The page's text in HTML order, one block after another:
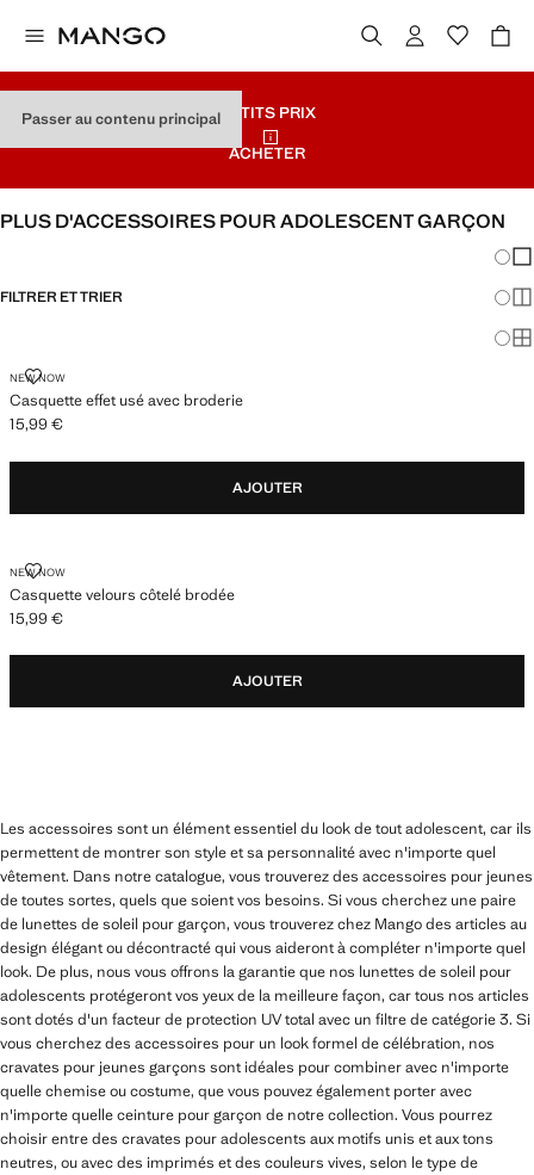
Passer au contenu principalPETITS PRIX
ACHETER
PLUS D'ACCESSOIRES POUR ADOLESCENT GARÇON
FILTRER ET TRIER
NEW NOW
Casquette effet usé avec broderie
CASQUETTE EFFET USÉ AVEC BRODERIE
Prix actuel [15,99 € ]
15,99 €
AJOUTER
NEW NOW
Casquette velours côtelé brodée
CASQUETTE VELOURS CÔTELÉ BRODÉE
Prix actuel [15,99 € ]
15,99 €
AJOUTER
Les accessoires sont un élément essentiel du look de tout adolescent, car ils
permettent de montrer son style et sa personnalité avec n'importe quel
vêtement. Dans notre catalogue, vous trouverez des accessoires pour jeunes
de toutes sortes, quels que soient vos besoins. Si vous cherchez une paire
de lunettes de soleil pour garçon, vous trouverez chez Mango des articles au
design élégant ou décontracté qui vous aideront à compléter n'importe quel
look. De plus, nous vous offrons la garantie que nos lunettes de soleil pour
adolescents protégeront vos yeux de la meilleure façon, car tous nos articles
sont dotés d'un facteur de protection UV total avec un filtre de catégorie 3. Si
vous cherchez des accessoires pour un look formel de célébration, nos
cravates pour jeunes garçons sont idéales pour combiner avec n'importe
quelle chemise ou costume, que vous pouvez également porter avec
n'importe quelle ceinture pour garçon de notre collection. Vous pourrez
choisir entre des cravates pour adolescents aux motifs unis et aux tons
neutres, ou avec des imprimés et des couleurs vives, selon le type de